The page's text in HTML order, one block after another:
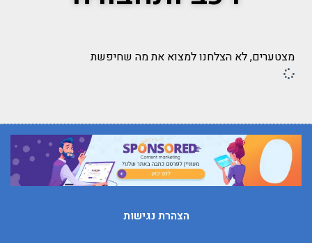
מצטערים, לא הצלחנו למצוא את מה שחיפשת
הצהרת נגישות